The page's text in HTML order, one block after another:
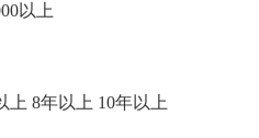
以上
上 8年以上 10年以上